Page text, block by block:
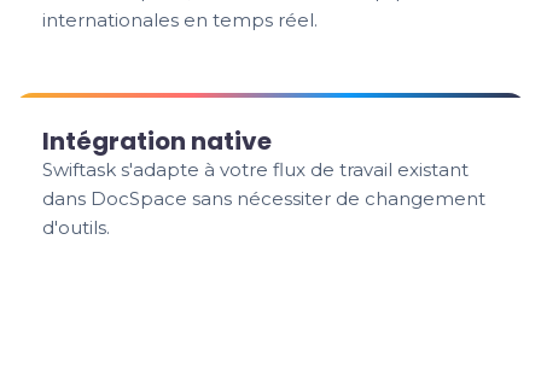
internationales en temps réel.
Intégration native
Swiftask s'adapte à votre flux de travail existant
dans DocSpace sans nécessiter de changement
d'outils.